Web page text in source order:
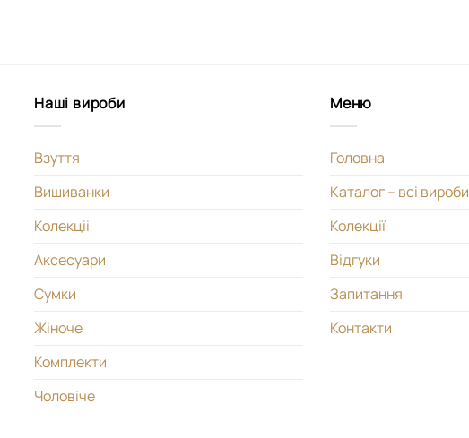
Наші вироби
Взуття
Вишиванки
Колекціі
Аксесуари
Сумки
Жіноче
Комплекти
Чоловіче
Меню
Головна
Каталог – всі вироби
Колекції
Відгуки
Запитання
Контакти